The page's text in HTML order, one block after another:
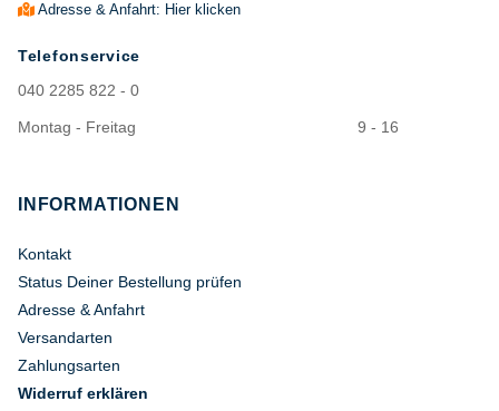
Adresse & Anfahrt: Hier klicken
Telefonservice
040 2285 822 - 0
Montag - Freitag 9 - 16
INFORMATIONEN
Kontakt
Status Deiner Bestellung prüfen
Adresse & Anfahrt
Versandarten
Zahlungsarten
Widerruf erklären